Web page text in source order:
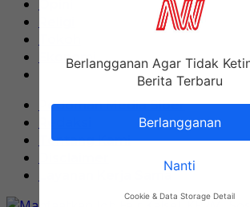
Ekonomi
Pedoman Media Siber
Tentang Kami
Layanan Kerja Sama
Berlangganan Agar Tidak
Berita Terbaru
Berlangganan
Nanti
Cookie & Data Storage Detail